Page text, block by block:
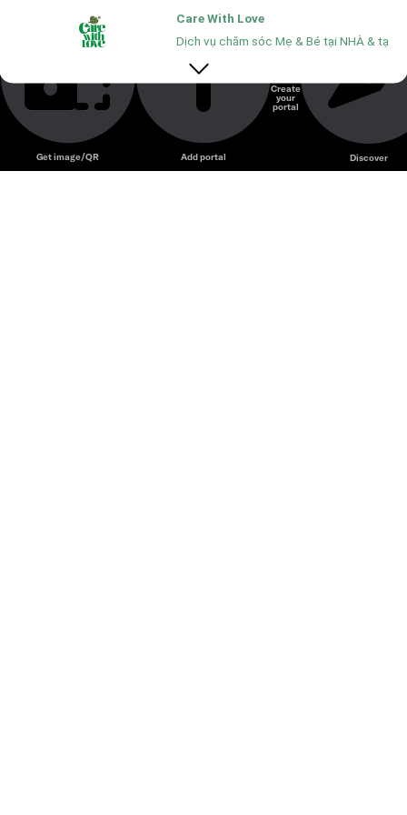
Care With Love
Dịch vụ chăm sóc Mẹ & Bé tại NHÀ & tại
Unmute
vụ massage, spa và wellness chuyên nghiệp.
Get image/QR Add portal
Create
your
portal
Discover